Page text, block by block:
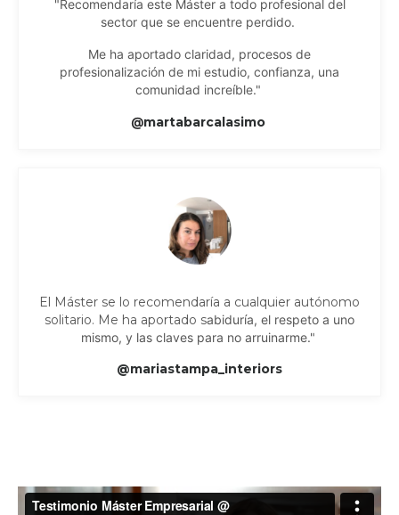
"Recomendaría este Máster a todo profesional del
sector que se encuentre perdido.
Me ha aportado claridad, procesos de
profesionalización de mi estudio, confianza, una
comunidad increíble."
@martabarcalasimo
El Máster se lo recomendaría a cualquier autónomo
solitario. Me ha aportado sabiduría, el respeto a uno
mismo, y las claves para no arruinarme."
@mariastampa_interiors